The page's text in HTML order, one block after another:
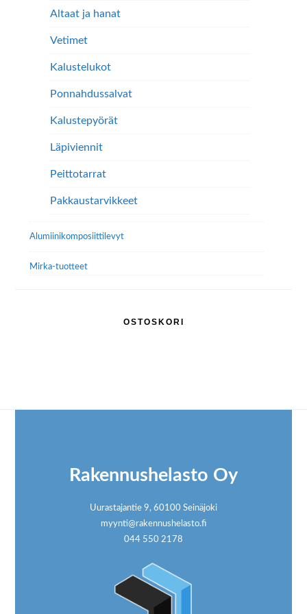
Altaat ja hanat
Vetimet
Kalustelukot
Ponnahdussalvat
Kalustepyörät
Läpiviennit
Peittotarrat
Pakkaustarvikkeet
Alumiini­komposiitti­levyt
Mirka-tuotteet
OSTOSKORI
Rakennushelasto Oy
Uurastajantie 9, 60100 Seinäjoki
myynti@rakennushelasto.fi
044 550 2178